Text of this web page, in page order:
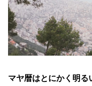
マヤ暦はとにかく明る